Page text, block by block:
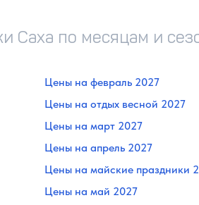
Саха по месяцам и
Цены на февраль 2027
Цены на отдых весной 2027
Цены на март 2027
Цены на апрель 2027
Цены на майские праздники
Цены на май 2027